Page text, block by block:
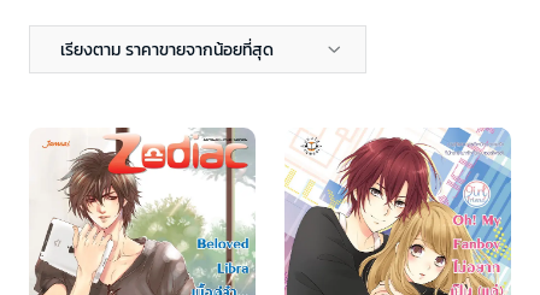
เรียงตาม ราคาขายจากน้อยที่สุด